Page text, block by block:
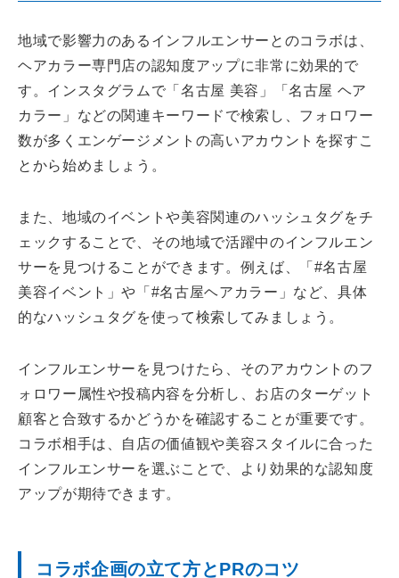
地域で影響力のあるインフルエンサーとのコラボは、
ヘアカラー専門店の認知度アップに非常に効果的で
す。インスタグラムで「名古屋 美容」「名古屋 ヘア
カラー」などの関連キーワードで検索し、フォロワー
数が多くエンゲージメントの高いアカウントを探すこ
とから始めましょう。
また、地域のイベントや美容関連のハッシュタグをチ
ェックすることで、その地域で活躍中のインフルエン
サーを見つけることができます。例えば、「#名古屋
美容イベント」や「#名古屋ヘアカラー」など、具体
的なハッシュタグを使って検索してみましょう。
インフルエンサーを見つけたら、そのアカウントのフ
ォロワー属性や投稿内容を分析し、お店のターゲット
顧客と合致するかどうかを確認することが重要です。
コラボ相手は、自店の価値観や美容スタイルに合った
インフルエンサーを選ぶことで、より効果的な認知度
アップが期待できます。
コラボ企画の立て方とPRのコツ